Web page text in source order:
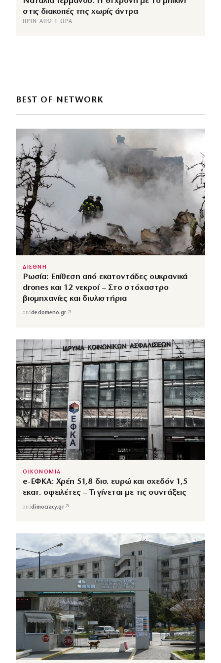
στις διακοπές της χωρίς άντρα
ΠΡΙΝ ΑΠΌ 1 ΏΡΑ
BEST OF NETWORK
ΔΙΕΘΝΗ
Ρωσία: Επίθεση από εκατοντάδες ουκρανικά
drones και 12 νεκροί – Στο στόχαστρο
βιομηχανίες και διυλιστήρια
απόdedomeno.gr ↗
ΟΙΚΟΝΟΜΙΑ
e-ΕΦΚΑ: Χρέη 51,8 δισ. ευρώ και σχεδόν 1,5
εκατ. οφειλέτες – Τι γίνεται με τις συντάξεις
απόdimocracy.gr↗